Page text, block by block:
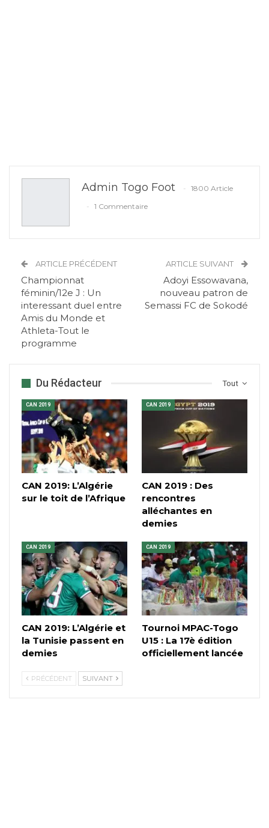
Admin Togo Foot
1800 Article
1 Commentaire
ARTICLE PRÉCÉDENT
Championnat
féminin/12e J : Un
interessant duel entre
Amis du Monde et
Athleta-Tout le
programme
ARTICLE SUIVANT
Adoyi Essowavana,
nouveau patron de
Semassi FC de Sokodé
Tout
Du Rédacteur
CAN 2019
CAN 2019: L’Algérie
sur le toit de l’Afrique
CAN 2019
CAN 2019 : Des
rencontres
alléchantes en
demies
CAN 2019
CAN 2019: L’Algérie et
la Tunisie passent en
demies
CAN 2019
Tournoi MPAC-Togo
U15 : La 17è édition
officiellement lancée
PRÉCÉDENT SUIVANT